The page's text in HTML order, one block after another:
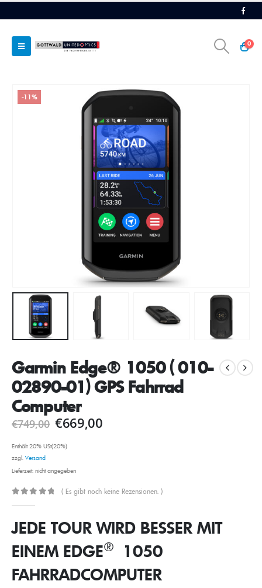
0
-11%
Garmin Edge® 1050 ( 010-
02890-01) GPS Fahrrad
Computer
€749,00 €669,00
Enthält 20% USt(20%)
zzgl.Versand
Lieferzeit: nicht angegeben
( Es gibt noch keine Rezensionen. )
JEDE TOUR WIRD BESSER MIT
EINEM EDGE®
1050
FAHRRADCOMPUTER